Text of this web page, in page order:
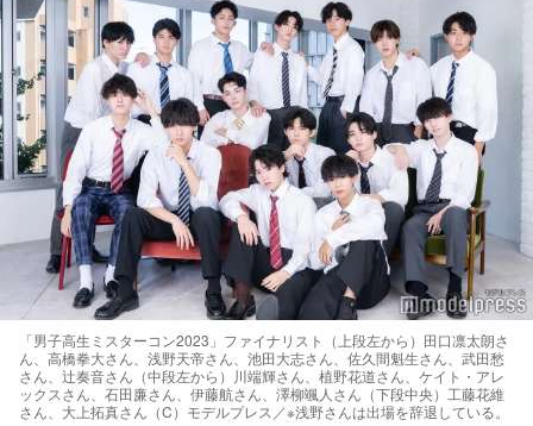
「男子高生ミスターコン2023」ファイナリスト（上段左から）田口凛太朗さ
ん、高橋拳大さん、浅野天帝さん、池田大志さん、佐久間魁生さん、武田愁
さん、辻奏音さん（中段左から）川端輝さん、植野花道さん、ケイト・アレ
ックスさん、石田廉さん、伊藤航さん、澤柳颯人さん（下段中央）工藤花維
さん、大上拓真さん（C）モデルプレス／※浅野さんは出場を辞退している。